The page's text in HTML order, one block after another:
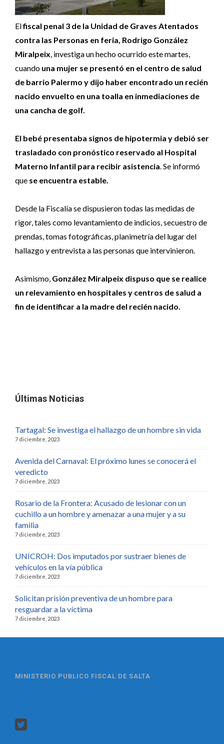
Elfiscal penal 3 de la Unidad de Graves Atentados
contra las Personas en feria, Rodrigo González
Miralpeix, investiga un hecho ocurrido este martes,
cuando una mujer se presentó en el centro de salud
de barrio Palermo y dijo haber encontrado un recién
nacido envuelto en una toalla en inmediaciones de
una cancha de golf.
El bebé presentaba signos de hipotermia y debió ser
trasladado con pronóstico reservado al Hospital
Materno Infantil para recibir asistencia. Se informó
que se encuentra estable.
Desde la Fiscalía se dispusieron todas las medidas de
rigor, tales como levantamiento de indicios, secuestro de
prendas, tomas fotográficas, planimetría del lugar del
hallazgo y entrevista a las personas que intervinieron.
Asimismo, González Miralpeix dispuso que se realice
un relevamiento en hospitales y centros de salud a
fin de identificar a la madre del recién nacido.
Últimas Noticias
Tartagal: Se investiga el hallazgo de un hombre sin vida
7 diciembre, 2023
Avenida del Carnaval: El próximo lunes se conocerá el
veredicto
7 diciembre, 2023
Rosario de la Frontera: Acusado de lesionar con un
cuchillo a un hombre y amenazar a una mujer y a su
familia
7 diciembre, 2023
UNICROH: Dos imputados por sustraer bienes de
vehículos en la vía pública
7 diciembre, 2023
Solicitan prisión preventiva de un hombre para
resguardar a la víctima
7 diciembre, 2023
MINISTERIO PUBLICO FISCAL DE SALTA